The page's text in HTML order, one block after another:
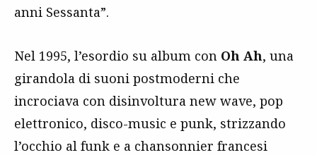
anni Sessanta”.
Nel 1995, l’esordio su album con Oh Ah, una
girandola di suoni postmoderni che
incrociava con disinvoltura new wave, pop
elettronico, disco-music e punk, strizzando
l’occhio al funk e a chansonnier francesi